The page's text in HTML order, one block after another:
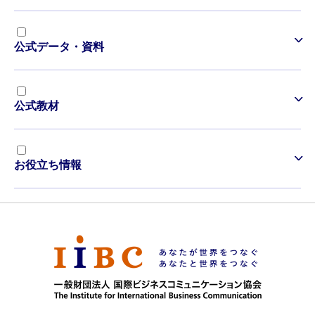
公式データ・資料
公式教材
お役立ち情報